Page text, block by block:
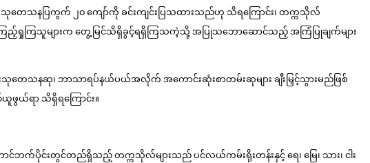
တေသနပြကွက် ၂၀ ကျော်ကို ခင်းကျင်းပြသထားသည်ဟု သိရကြောင်း၊ တက္ကသိုလ်
ရှုကြသူများက တွေ့မြင်သိရှိခွင့်ရရှိကြသကဲ့သို့ အပြုသဘောဆောင်သည့် အကြံပြုချက်များ
တေသနဆု၊ ဘာသာရပ်နယ်ပယ်အလိုက် အကောင်းဆုံးစာတမ်းဆုများ ချီးမြှင့်သွားမည်ဖြစ်
ယ်ရာ သိရှိရကြောင်း။
င်ဘက်ပိုင်းတွင်တည်ရှိသည့် တက္ကသိုလ်များသည် ပင်လယ်ကမ်းရိုးတန်းနှင့် ရေ၊ မြေ၊ သား၊ ငါး